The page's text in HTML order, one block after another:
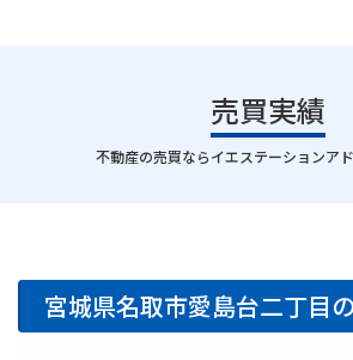
売買実績
｜
不動産の売買ならイエステーションア
宮城県名取市愛島台二丁目